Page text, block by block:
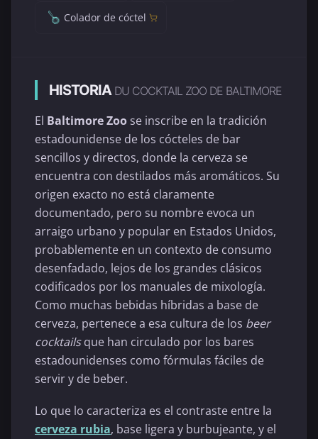
Colador de cóctel
HISTORIA DU COCKTAIL ZOO DE BALTIMORE
El Baltimore Zoo se inscribe en la tradición
estadounidense de los cócteles de bar
sencillos y directos, donde la cerveza se
encuentra con destilados más aromáticos. Su
origen exacto no está claramente
documentado, pero su nombre evoca un
arraigo urbano y popular en Estados Unidos,
probablemente en un contexto de consumo
desenfadado, lejos de los grandes clásicos
codificados por los manuales de mixología.
Como muchas bebidas híbridas a base de
cerveza, pertenece a esa cultura de los beer
cocktailsque han circulado por los bares
estadounidenses como fórmulas fáciles de
servir y de beber.
Lo que lo caracteriza es el contraste entre la
cerveza rubia, base ligera y burbujeante, y el